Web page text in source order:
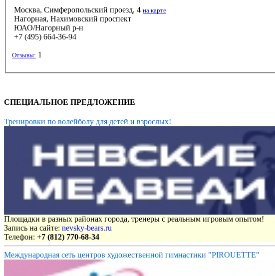
Москва, Симферопольский проезд, 4 на карте
Нагорная, Нахимовский проспект
ЮАО/Нагорный р-н
+7 (495) 664-36-94
Отзывы: 1
СПЕЦИАЛЬНОЕ ПРЕДЛОЖЕНИЕ
Тренировки по волейболу для детей и взрослых!
Площадки в разных районах города, тренеры с реальным игровым опытом!
Запись на сайте: nevsky-bears.ru
Телефон: +7 (812) 770-68-34
Международная сеть центров художественной гимнастики "PIROUETTE"